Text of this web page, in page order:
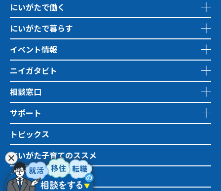
にいがたで働く
にいがたで暮らす
イベント情報
ニイガタビト
相談窓口
サポート
トピックス
にいがた子育てのススメ
地域おこし協力隊